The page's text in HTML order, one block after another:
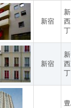
新宿
新宿